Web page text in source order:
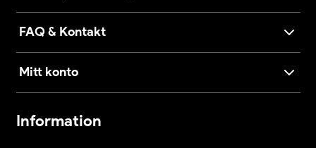
FAQ & Kontakt
Mitt konto
Information